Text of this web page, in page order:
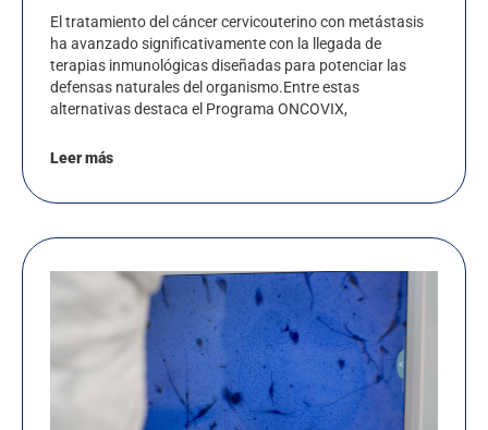
El tratamiento del cáncer cervicouterino con metástasis
ha avanzado significativamente con la llegada de
terapias inmunológicas diseñadas para potenciar las
defensas naturales del organismo.Entre estas
alternativas destaca el Programa ONCOVIX,
Leer más